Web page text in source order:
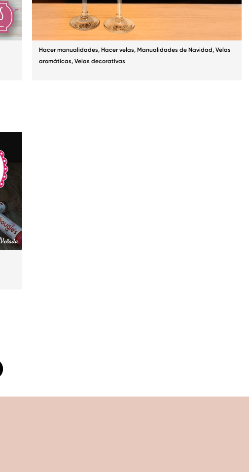
Hacer manualidades, Hacer velas, Manualidades de Navidad, Velas
aromáticas, Velas decorativas